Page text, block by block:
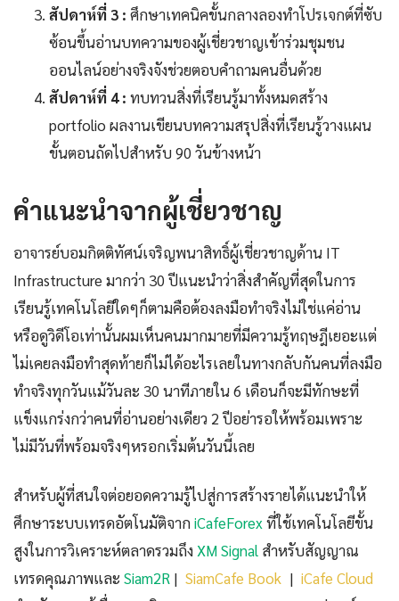
สัปดาห์ที่ 3 : ศึกษาเทคนิคขั้นกลางลองทำโปรเจกต์ที่ซับ
ซ้อนขึ้นอ่านบทความของผู้เชี่ยวชาญเข้าร่วมชุมชน
ออนไลน์อย่างจริงจังช่วยตอบคำถามคนอื่นด้วย
สัปดาห์ที่ 4 : ทบทวนสิ่งที่เรียนรู้มาทั้งหมดสร้าง
portfolio ผลงานเขียนบทความสรุปสิ่งที่เรียนรู้วางแผน
ขั้นตอนถัดไปสำหรับ 90 วันข้างหน้า
คำแนะนำจากผู้เชี่ยวชาญ
อาจารย์บอมกิตติทัศน์เจริญพนาสิทธิ์ผู้เชี่ยวชาญด้าน IT
Infrastructure มากว่า 30 ปีแนะนำว่าสิ่งสำคัญที่สุดในการ
เรียนรู้เทคโนโลยีใดๆก็ตามคือต้องลงมือทำจริงไม่ใช่แค่อ่าน
หรือดูวิดีโอเท่านั้นผมเห็นคนมากมายที่มีความรู้ทฤษฎีเยอะแต่
ไม่เคยลงมือทำสุดท้ายก็ไม่ได้อะไรเลยในทางกลับกันคนที่ลงมือ
ทำจริงทุกวันแม้วันละ 30 นาทีภายใน 6 เดือนก็จะมีทักษะที่
แข็งแกร่งกว่าคนที่อ่านอย่างเดียว 2 ปีอย่ารอให้พร้อมเพราะ
ไม่มีวันที่พร้อมจริงๆหรอกเริ่มต้นวันนี้เลย
สำหรับผู้ที่สนใจต่อยอดความรู้ไปสู่การสร้างรายได้แนะนำให้
ศึกษาระบบเทรดอัตโนมัติจากiCafeForex ที่ใช้เทคโนโลยีขั้น
สูงในการวิเคราะห์ตลาดรวมถึง XM Signal สำหรับสัญญาณ
เทรดคุณภาพและ Siam2R | SiamCafe Book | iCafe Cloud